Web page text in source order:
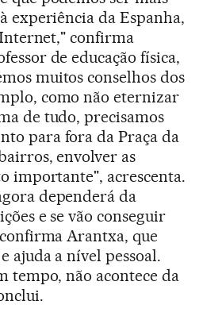
experiência da Espanha,
Internet," confirma
de educação física,
muitos conselhos dos
como não eternizar
de tudo, precisamos
para fora da Praça da
envolver as
importante", acrescenta.
dependerá da
e se vão conseguir
Arantxa, que
ajuda a nível pessoal.
tempo, não acontece da